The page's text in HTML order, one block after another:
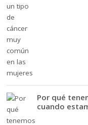
Por qué
cuando